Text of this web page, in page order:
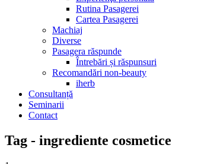
Rutina Pasagerei
Cartea Pasagerei
Machiaj
Diverse
Pasagera răspunde
Întrebări și răspunsuri
Recomandări non-beauty
iherb
Consultanță
Seminarii
Contact
Tag - ingrediente cosmetice